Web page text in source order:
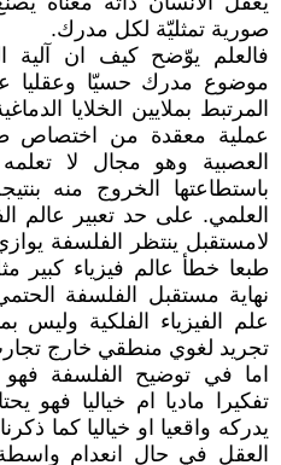
صورية تمثليّة لكل مدرك.
فالعلم يوّضح كيف ان آلية
موضوع مدرك حسيّا وعقليا
المرتبط بملايين الخلايا
عملية معقدة من اختصاص
العصبية وهو مجال لا
باستطاعتها الخروج منه
العلمي. على حد تعبير عالم
لامستقبل ينتظر الفلسفة
طبعا خطأ عالم فيزياء
نهاية مستقبل الفلسفة
علم الفيزياء الفلكية
تجريد لغوي منطقي خارج
اما في توضيح الفلسفة
تفكيرا ماديا ام خياليا فهو
يدركه واقعيا او خياليا كما
العقل في حال انعدام واسطة